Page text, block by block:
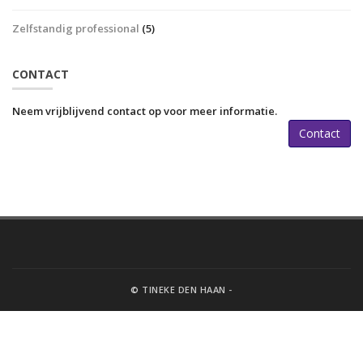
Zelfstandig professional (5)
CONTACT
Neem vrijblijvend contact op voor meer informatie.
Contact
© TINEKE DEN HAAN -